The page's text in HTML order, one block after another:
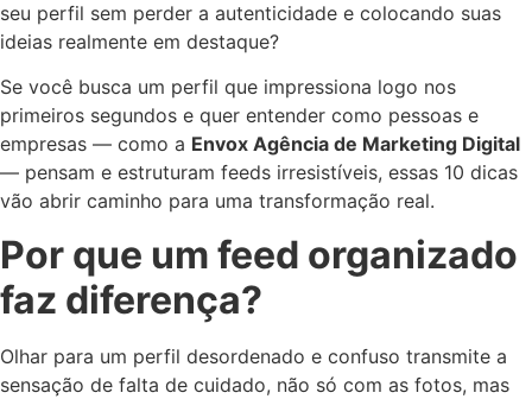
seu perfil sem perder a autenticidade e colocando suas
ideias realmente em destaque?
Se você busca um perfil que impressiona logo nos
primeiros segundos e quer entender como pessoas e
empresas — como a Envox Agência de Marketing Digital
— pensam e estruturam feeds irresistíveis, essas 10 dicas
vão abrir caminho para uma transformação real.
Por que um feed organizado
faz diferença?
Olhar para um perfil desordenado e confuso transmite a
sensação de falta de cuidado, não só com as fotos, mas